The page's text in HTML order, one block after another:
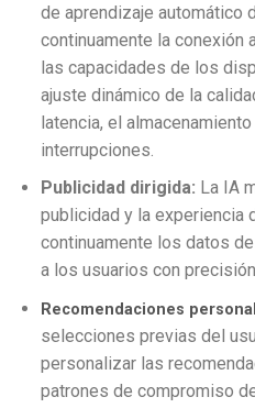
de aprendizaje automático
continuamente la conexión
las capacidades de los
ajuste dinámico de la
latencia, el
interrupciones.
Publicidad dirigida: La IA
publicidad y la experiencia
continuamente los datos
a los usuarios con
Recomendaciones
selecciones previas del
personalizar las
patrones de compromiso